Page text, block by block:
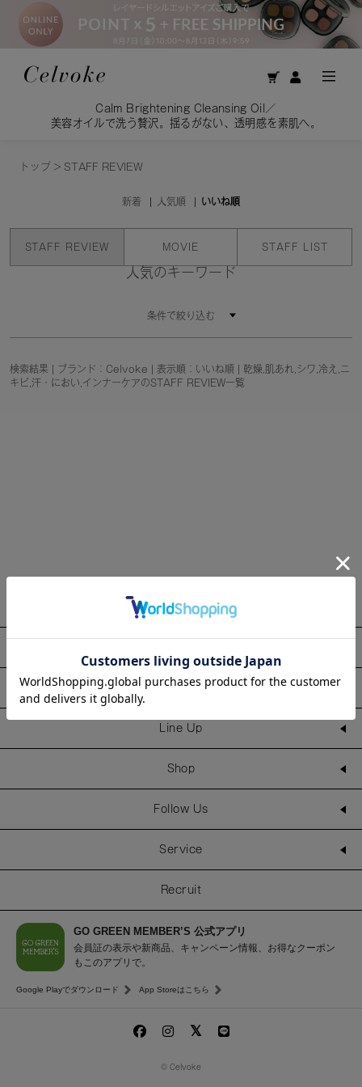
Calm Brightening Cleansing Oil／
美容オイルで洗う贅沢。揺るがない、透明感を素肌へ。
トップ > STAFF REVIEW
新着 人気順 いいね順
STAFF REVIEW MOVIE STAFF LIST
人気のキーワード
条件で絞り込む
検索結果 | ブランド：Celvoke | 表示順：いいね順 | 乾燥,肌あれ,シワ,冷え,ニ
キビ,汗・におい,インナーケアのSTAFF REVIEW一覧
Information
Line Up
Shop
Follow Us
Service
Recruit
GO GREEN MEMBER’S 公式アプリ
会員証の表示や新商品、キャンペーン情報、お得なクーポン
もこのアプリで。
Google Playでダウンロード App Storeはこちら
© Celvoke